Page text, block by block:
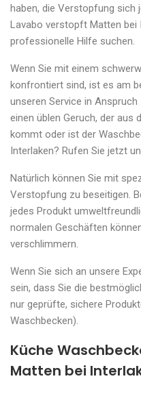
haben, die Verstopfung sich
Lavabo verstopft Matten bei
professionelle Hilfe suchen.
Wenn Sie mit einem
konfrontiert sind, ist es am
unseren Service in
einen üblen Geruch, der aus
kommt oder ist der
Interlaken? Rufen Sie jetzt
Natürlich können Sie mit
Verstopfung zu beseitigen.
jedes Produkt
normalen Geschäften
verschlimmern.
Wenn Sie sich an unsere
sein, dass Sie die
nur geprüfte, sichere
Waschbecken).
Küche
Matten bei